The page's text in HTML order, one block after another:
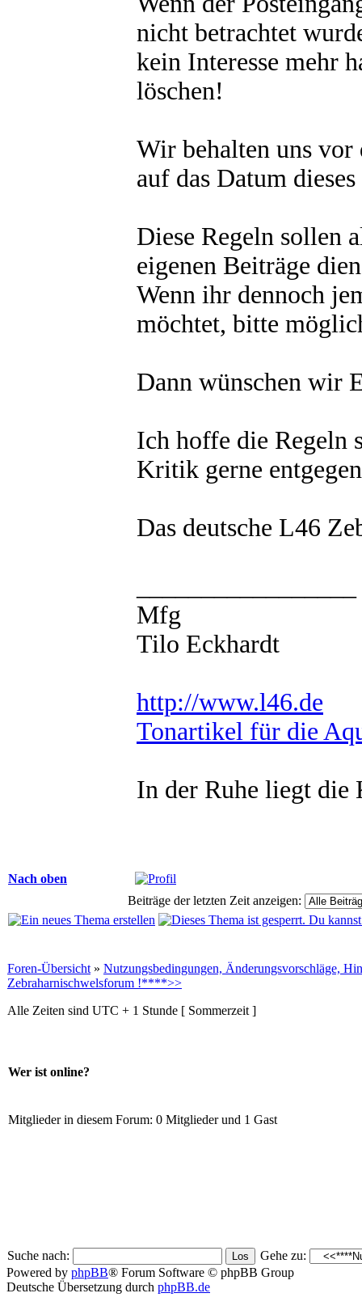
nicht betrachtet
kein Interesse mehr
löschen!
Wir behalten uns vor
auf das Datum
Diese Regeln sollen
eigenen Beiträge
Wenn ihr dennoch
möchtet, bitte
Dann wünschen wir
Ich hoffe die Regeln
Kritik gerne entgegen
Das deutsche L46
Mfg
Tilo Eckhardt
http://www.l46.de
Tonartikel für die
In der Ruhe liegt die
Nach oben
Beiträge der letzten Zeit anzeigen:
Foren-Übersicht » Nutzungsbedingungen, Änderungsvorschläge,
Zebraharnischwelsforum !****>>
Alle Zeiten sind UTC + 1 Stunde [ Sommerzeit ]
Wer ist online?
Mitglieder in diesem Forum: 0 Mitglieder und 1 Gast
Suche nach:
Gehe zu:
Powered by phpBB® Forum Software © phpBB Group
Deutsche Übersetzung durch phpBB.de